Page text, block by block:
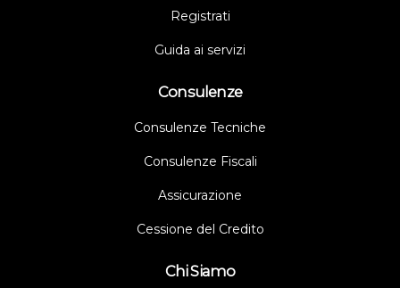
Registrati
Guida ai servizi
Consulenze
Consulenze Tecniche
Consulenze Fiscali
Assicurazione
Cessione del Credito
Chi Siamo